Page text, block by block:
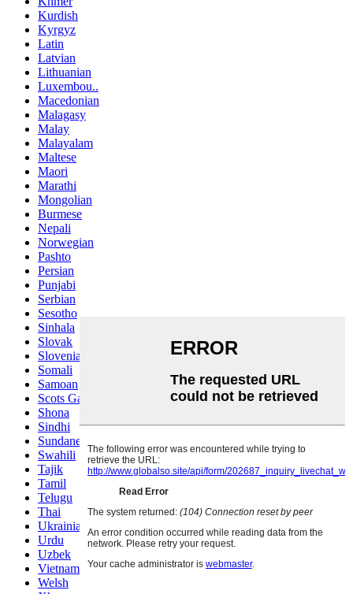
Kurdish
Kyrgyz
Latin
Latvian
Lithuanian
Luxembou..
Macedonian
Malagasy
Malay
Malayalam
Maltese
Maori
Marathi
Mongolian
Burmese
Nepali
Norwegian
Pashto
Persian
Punjabi
Serbian
Sesotho
Sinhala
Slovak
Slovenian
Somali
Samoan
Scots Gaelic
Shona
Sindhi
Sundanese
Swahili
Tajik
Tamil
Telugu
Thai
Ukrainian
Urdu
Uzbek
Vietnamese
Welsh